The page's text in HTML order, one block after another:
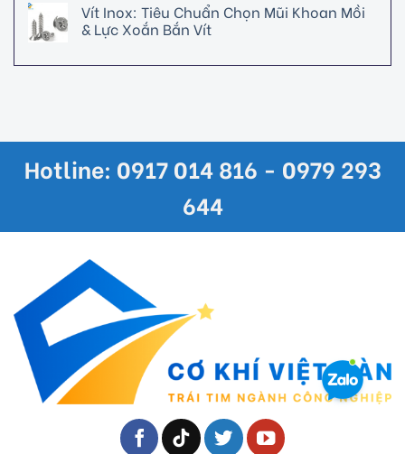
Vít Inox: Tiêu Chuẩn Chọn Mũi Khoan Mồi
& Lực Xoắn Bắn Vít
Hotline: 0917 014 816 - 0979 293
644